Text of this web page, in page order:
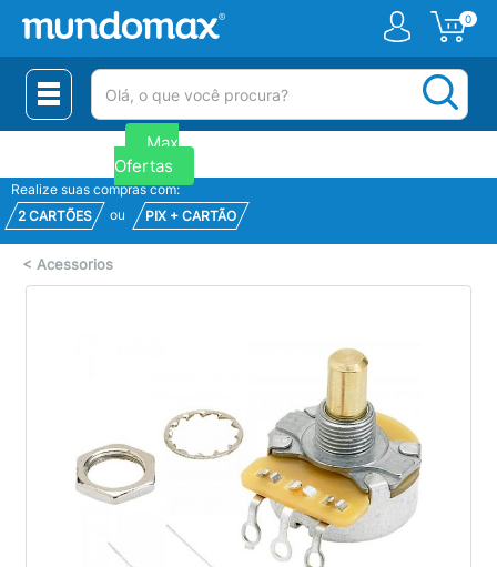
0
(pesquisar)
Corporativa
Max
Ofertas
Realize suas compras com:
2 CARTÕES
ou PIX + CARTÃO
< Acessorios